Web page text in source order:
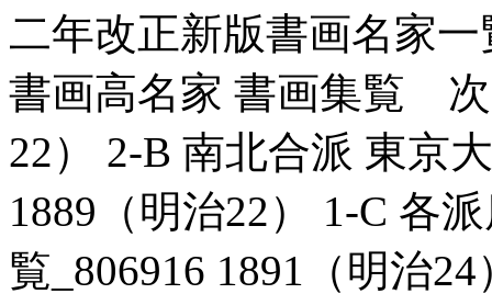
二年改正新版書画名家一
書画高名家 書画集覧 次
22） 2-B 南北合派 東京
1889（明治22） 1-C 各
覧_806916 1891（明治